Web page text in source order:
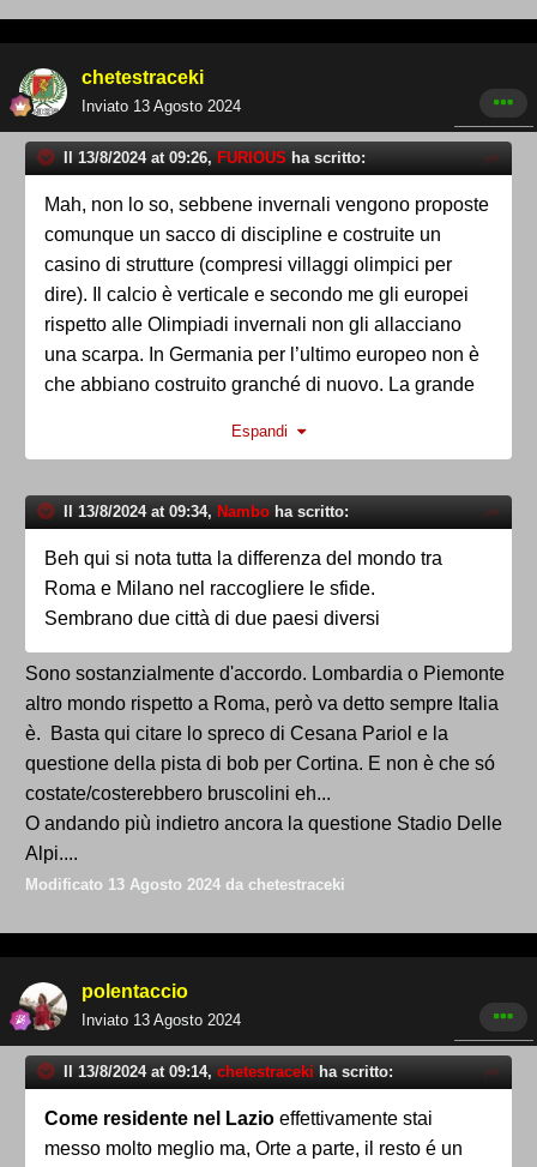
chetestraceki
Inviato 13 Agosto 2024
Il 13/8/2024 at 09:26, FURIOUS ha scritto:
Mah, non lo so, sebbene invernali vengono proposte
comunque un sacco di discipline e costruite un
casino di strutture (compresi villaggi olimpici per
dire). Il calcio è verticale e secondo me gli europei
rispetto alle Olimpiadi invernali non gli allacciano
una scarpa. In Germania per l’ultimo europeo non è
che abbiano costruito granché di nuovo. La grande
quello che è stato fatto anni prima, a noi questo
Torino ho potuto vedere con i miei occhi tante
strutture lasciate marcire, ma per contro il Piemonte
ha potuto beneficiare di un Aeroporto Caselle
completamente rinnovato, una metro che Torino non
aveva, infrastrutture stradali e sulle piste da far
invidia alle migliori località sciistiche su a
Bardonecchia - Sauze D’Oulx.
Espandi
Il 13/8/2024 at 09:34, Nambo ha scritto:
Beh qui si nota tutta la differenza del mondo tra
Roma e Milano nel raccogliere le sfide.
Sembrano due città di due paesi diversi
Sono sostanzialmente d'accordo. Lombardia o Piemonte
altro mondo rispetto a Roma, però va detto sempre Italia
è. Basta qui citare lo spreco di Cesana Pariol e la
questione della pista di bob per Cortina. E non è che só
costate/costerebbero bruscolini eh...
O andando più indietro ancora la questione Stadio Delle
Alpi....
Modificato 13 Agosto 2024 da chetestraceki
polentaccio
Inviato 13 Agosto 2024
Il 13/8/2024 at 09:14, chetestraceki ha scritto:
Come residente nel Lazio effettivamente stai
messo molto meglio ma, Orte a parte, il resto é un